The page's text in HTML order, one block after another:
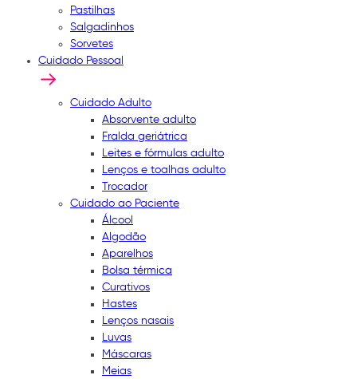
Pastilhas
Salgadinhos
Sorvetes
Cuidado Pessoal
Cuidado Adulto
Absorvente adulto
Fralda geriátrica
Leites e fórmulas adulto
Lenços e toalhas adulto
Trocador
Cuidado ao Paciente
Álcool
Algodão
Aparelhos
Bolsa térmica
Curativos
Hastes
Lenços nasais
Luvas
Máscaras
Meias